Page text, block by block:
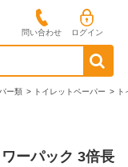
問い合わせ ログイン
ー類 > トイレットペーパー >
ーパック 3倍長